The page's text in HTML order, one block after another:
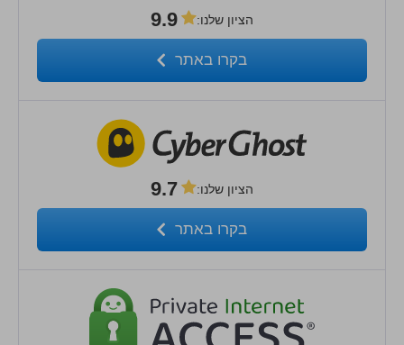
הציון שלנו:
9.9
בקרו באתר
הציון שלנו:
9.7
בקרו באתר